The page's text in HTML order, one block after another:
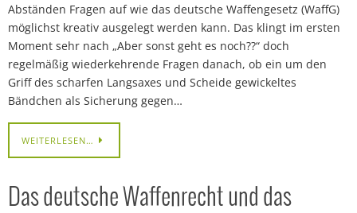
Abständen Fragen auf wie das deutsche Waffengesetz (WaffG)
möglichst kreativ ausgelegt werden kann. Das klingt im ersten
Moment sehr nach „Aber sonst geht es noch??“ doch
regelmäßig wiederkehrende Fragen danach, ob ein um den
Griff des scharfen Langsaxes und Scheide gewickeltes
Bändchen als Sicherung gegen…
WEITERLESEN…
Das deutsche Waffenrecht und das